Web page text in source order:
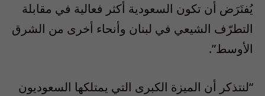
يُفتَرَض أن تكون السعودية أكثر فعالية في مقابلة
التطرّف الشيعي في لبنان وأنحاء أخرى من الشرق
الأوسط”.
“لنتذكر أن الميزة الكبرى التي يمتلكها السعوديون